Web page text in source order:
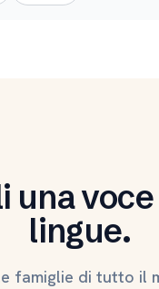
una voce
lingue.
famiglie di tutto il